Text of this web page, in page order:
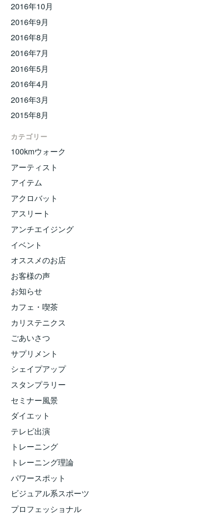
2016年10月
2016年9月
2016年8月
2016年7月
2016年5月
2016年4月
2016年3月
2015年8月
カテゴリー
100kmウォーク
アーティスト
アイテム
アクロバット
アスリート
アンチエイジング
イベント
オススメのお店
お客様の声
お知らせ
カフェ・喫茶
カリステニクス
ごあいさつ
サプリメント
シェイプアップ
スタンプラリー
セミナー風景
ダイエット
テレビ出演
トレーニング
トレーニング理論
パワースポット
ビジュアル系スポーツ
プロフェッショナル